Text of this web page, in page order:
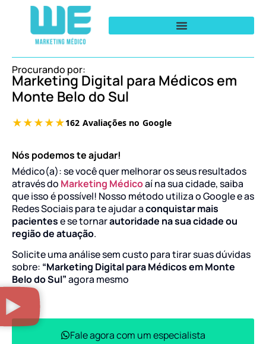
Procurando por:
Marketing Digital para Médicos em
Monte Belo do Sul
Nós podemos te ajudar!
Médico(a): se você quer melhorar os seus resultados
através do Marketing Médicoaí na sua cidade, saiba
que isso é possível! Nosso método utiliza o Google e as
Redes Sociais para te ajudar aconquistar mais
pacientese se tornarautoridade na sua cidade ou
região de atuação.
Solicite uma análise sem custo para tirar suas dúvidas
sobre: “Marketing Digital para Médicos em Monte
Belo do Sul”agora mesmo
Fale agora com um especialista